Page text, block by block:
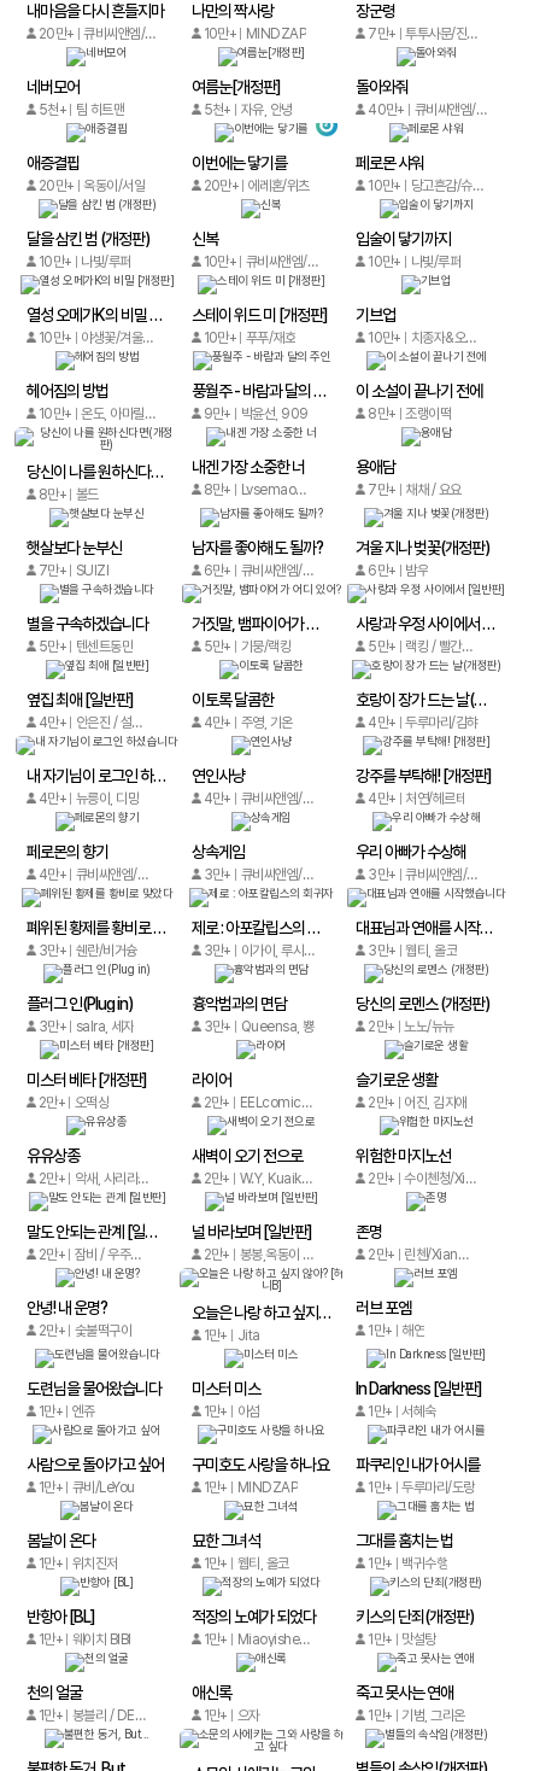
내마음을 다시 흔들지마
20만+ 큐비씨앤엠/Manman Comics
나만의 짝사랑
10만+ MINDZAP
장군령
7만+ 투투사문/진청컬쳐
네버모어
5천+ 팀 히트맨
여름눈[개정판]
5천+ 자유, 안녕
돌아와줘
40만+ 큐비씨앤엠/iCiyuan
애증결핍
20만+ 옥동이/서일
이번에는 닿기를
20만+ 에레혼/위츠
페로몬 샤워
10만+ 당고흔감/슈농왕
달을 삼킨 범 (개정판)
10만+ 나빛/루퍼
신복
10만+ 큐비씨앤엠/Comicat
입술이 닿기까지
10만+ 나빛/루퍼
열성 오메가K의 비밀 [개정판]
10만+ 야생꽃/겨울엔/바람
스테이 위드 미 [개정판]
10만+ 푸푸/재호
기브업
10만+ 치종자&오리진 체쿼코믹스
헤어짐의 방법
10만+ 온도, 아마릴리아
풍월주 - 바람과 달의 주인
9만+ 박윤선, 909
이 소설이 끝나기 전에
8만+ 조랭이떡
당신이 나를 원하신다면(개정판)
8만+ 볼드
내겐 가장 소중한 너
8만+ Lvsemaomaoqiu/Xuanshan Comics
용애담
7만+ 채채 / 요요
햇살보다 눈부신
7만+ SUIZI
남자를 좋아해도 될까?
6만+ 큐비씨앤엠/Manman Comics
겨울 지나 벚꽃(개정판)
6만+ 밤우
별을 구속하겠습니다
5만+ 텐센트동만
거짓말, 뱀파이어가 어디 있어?
5만+ 기뭉/랙킹
사랑과 우정 사이에서 [일반판]
5만+ 랙킹 / 빨간구두
옆집 최애 [일반판]
4만+ 안은진 / 설록티
이토록 달콤한
4만+ 주영, 기온
호랑이 장가 드는 날(개정판)
4만+ 두루마리/김햐
내 자기님이 로그인 하셨습니다
4만+ 뉴릉이, 디망
연인사냥
4만+ 큐비씨앤엠/1819xiamen
강주를 부탁해! [개정판]
4만+ 처연/헤르테
페로몬의 향기
4만+ 큐비씨앤엠/Zhiyin Animation
상속게임
3만+ 큐비씨앤엠/white night
우리 아빠가 수상해
3만+ 큐비씨앤엠/Qingting Culture
폐위된 황제를 황비로 맞았다
3만+ 쉔란/비거슝
제로 : 아포칼립스의 회귀자
3만+ 이가이, 루시아
대표님과 연애를 시작했습니다
3만+ 웹티, 올코
플러그 인(Plug in)
3만+ salra, 세자
흉악범과의 면담
3만+ Queensa, 뿅
당신의 로멘스 (개정판)
2만+ 노노/뉴뉴
미스터 베타 [개정판]
2만+ 오떡상
라이어
2만+ EELcomics/EELcomics
슬기로운 생활
2만+ 어진, 김지애
유유상종
2만+ 악새, 사리라면,씰론,한오디
새벽이 오기 전으로
2만+ W.Y, Kuaikan Comics
위험한 마지노선
2만+ 수이첸청/Xinglu Comics/Zuoer congdong
말도 안되는 관계 [일반판]
2만+ 잠비 / 우주먼지
널 바라보며 [일반판]
2만+ 봉봉,옥동이 / 도드,몰코
존명
2만+ 린첸/Xianman Cultural
안녕! 내 운명?
2만+ 숯불떡구이
오늘은 나랑 하고 싶지 않아? [허니B]
1만+ Jita
러브 포엠
1만+ 해연
도련님을 물어왔습니다
1만+ 엔쥬
미스터 미스
1만+ 아섬
In Darkness [일반판]
1만+ 서혜숙
사람으로 돌아가고 싶어
1만+ 큐비/LeYou
구미호도 사랑을 하나요
1만+ MINDZAP
파쿠리인 내가 어시를
1만+ 두루마리/도랑
봄날이 온다
1만+ 위치진저
묘한 그녀석
1만+ 웹티, 올코
그대를 훔치는 법
1만+ 백귀수행
반항아 [BL]
1만+ 웨이치 BIBI
적장의 노예가 되었다
1만+ Miaoyisheng/The Shubl Website,Sanyuan studio
키스의 단죄(개정판)
1만+ 맛설탕
천의 얼굴
1만+ 봉블리 / DEAISM
애신록
1만+ 으자
죽고 못사는 연애
1만+ 기범, 그리온